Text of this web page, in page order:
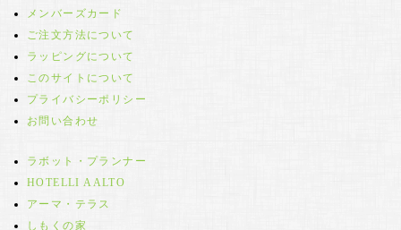
メンバーズカード
ご注文方法について
ラッピングについて
このサイトについて
プライバシーポリシー
お問い合わせ
ラボット・プランナー
HOTELLI AALTO
アーマ・テラス
しもくの家